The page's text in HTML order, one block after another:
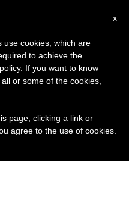
x
use cookies, which are
to achieve the
If you want to know
or some of the cookies,
page, clicking a link or
agree to the use of cookies.